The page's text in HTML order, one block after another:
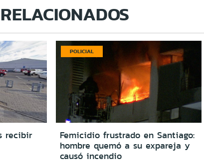
recibir
POLICIAL
Femicidio frustrado en Santiago:
hombre quemó a su expareja y
causó incendio